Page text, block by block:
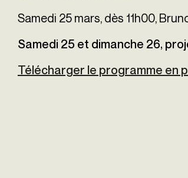
Samedi 25 mars, dès 11h00,
Samedi 25 et dimanche 26,
Télécharger le programme en